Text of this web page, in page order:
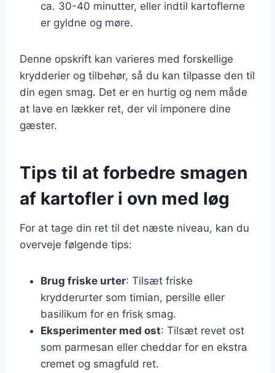
ca. 30-40 minutter, eller indtil kartoflerne
er gyldne og møre.
Denne opskrift kan varieres med forskellige
krydderier og tilbehør, så du kan tilpasse den til
din egen smag. Det er en hurtig og nem måde
at lave en lækker ret, der vil imponere dine
gæster.
Tips til at forbedre smagen
af kartofler i ovn med løg
For at tage din ret til det næste niveau, kan du
overveje følgende tips:
Brug friske urter: Tilsæt friske
krydderurter som timian, persille eller
basilikum for en frisk smag.
Eksperimenter med ost: Tilsæt revet ost
som parmesan eller cheddar for en ekstra
cremet og smagfuld ret.